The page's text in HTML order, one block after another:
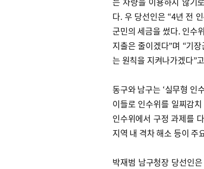
다. 우 당선인은 “4년 전
군민의 세금을 썼다. 인수
지출은 줄이겠다”며 “기
는 원칙을 지켜나가겠다”
동구와 남구는 ‘실무형 인
이들로 인수위를 일찌감
인수위에서 구정 과제를
지역 내 격차 해소 등이 주
박재범 남구청장 당선인